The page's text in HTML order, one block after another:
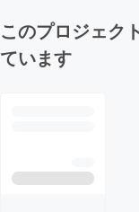
このプロジェク
ています